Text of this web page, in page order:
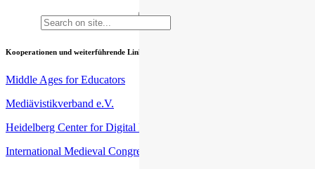
Kooperationen und weiterführende Links
Middle Ages for Educators
Mediävistikverband e.V.
Heidelberg Center for Digital Humanities (HCDH)
International Medieval Congress (IMC) an der University of Leeds